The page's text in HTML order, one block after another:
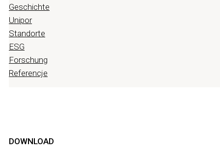
Geschichte
Unipor
Standorte
ESG
Forschung
Referencje
DOWNLOAD